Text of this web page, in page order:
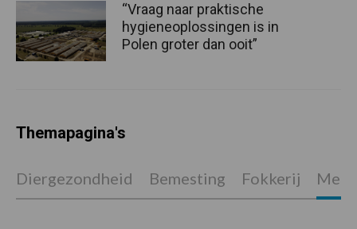
“Vraag naar praktische
hygieneoplossingen is in
Polen groter dan ooit”
Themapagina's
Diergezondheid Bemesting Fokkerij